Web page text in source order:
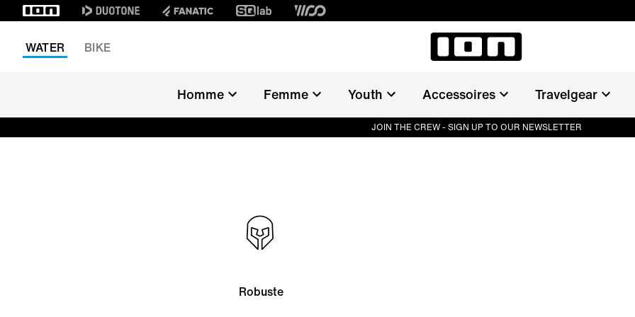
WATER
BIKE
Homme Femme Youth Accessoires Travelgear
JOIN THE CREW - SIGN UP TO OUR NEWSLETTER
Robuste